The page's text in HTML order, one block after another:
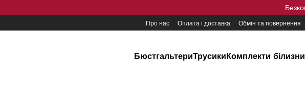
Про нас Оплата і доставка Обмін та повернення
БюстгальтериТрусикиКомплекти білизни